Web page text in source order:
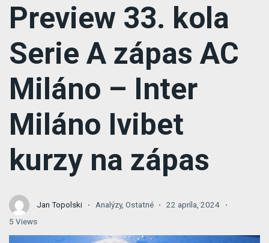
Preview 33. kola
Serie A zápas AC
Miláno – Inter
Miláno Ivibet
kurzy na zápas
Jan Topolski Analýzy, Ostatné
22 apríla, 2024
5 Views